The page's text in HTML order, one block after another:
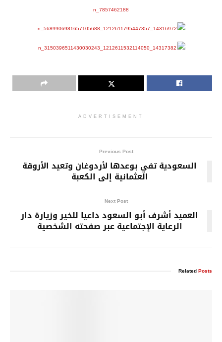
ADVERTISEMENT
Previous Post
السعودية تفي بوعدها لأردوغان وتعيد الأروقة
العثمانية إلى الكعبة
Next Post
العميد أشرف أبو السعود داعيا للخير وزيارة دار
الرعاية الإجتماعية عبر صفحته الشخصية
RelatedPosts